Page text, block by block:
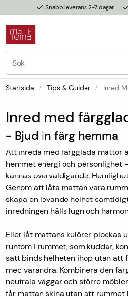
Snabb leverans 2-7 dagar
Startsida Tips & Guider Inred
Inred med
- Bjud in färg hemma
Att inreda med färgglada mattor
hemmet energi och personlighet
kännas överväldigande.
Genom att låta mattan vara
skapa en levande helhet
inredningen hålls lugn och
Eller låt mattans kulörer plockas
runtom i rummet, som kuddar,
sätt binds helheten ihop utan att
med varandra. Kombinera den
neutrala väggar och större
får mattan skina utan att rummet